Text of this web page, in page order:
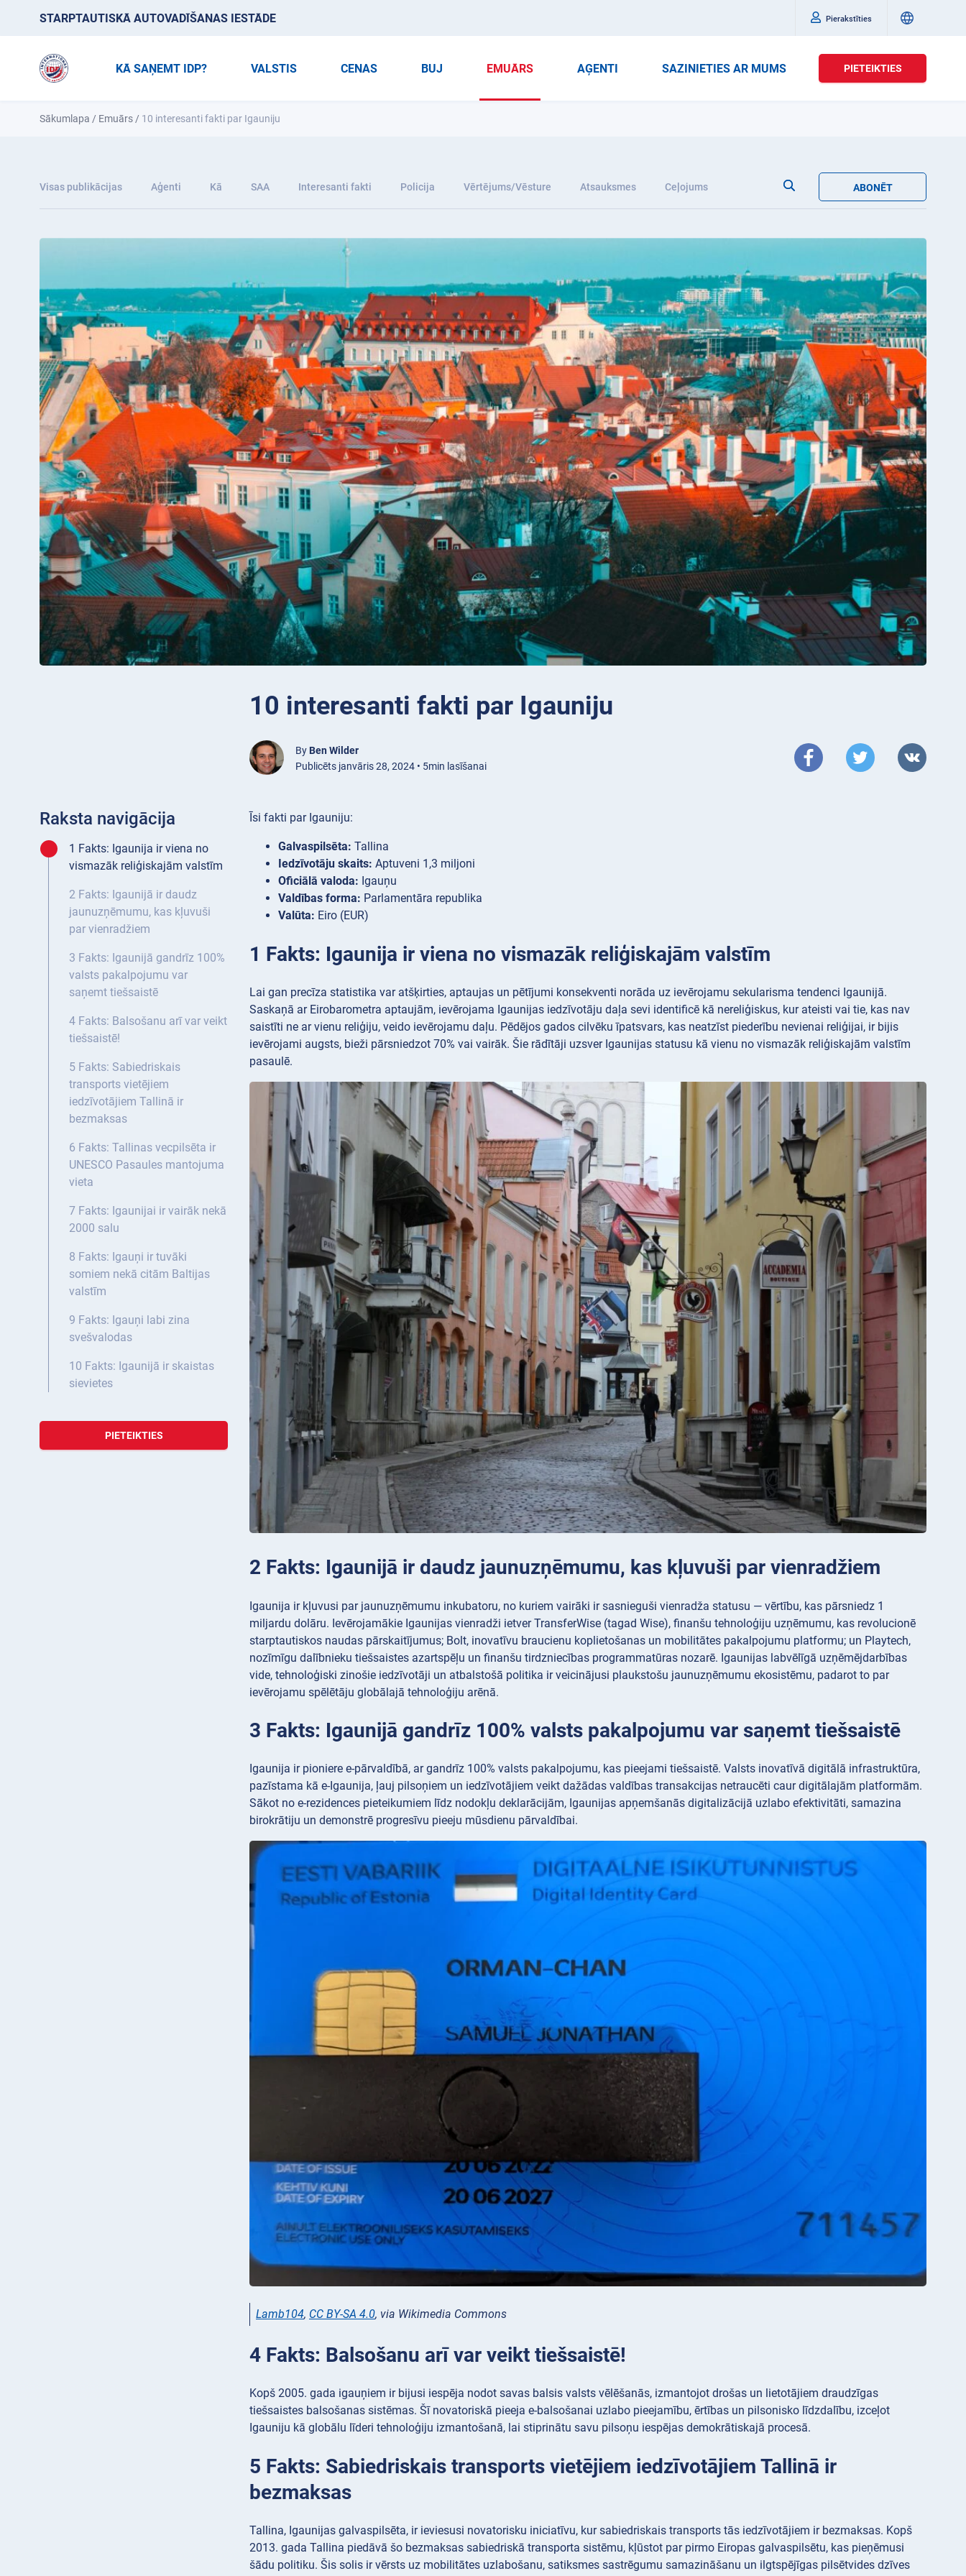
STARPTAUTISKĀ AUTOVADĪŠANAS IESTĀDE Pierakstīties
KĀ SAŅEMT IDP? VALSTIS CENAS BUJ EMUĀRS AĢENTI SAZINIETIES AR MUMS PIETEIKTIES
Sākumlapa / Emuārs / 10 interesanti fakti par Igauniju
Visas publikācijas Aģenti Kā SAA Interesanti fakti Policija Vērtējums/Vēsture Atsauksmes Ceļojums ABONĒT
10 interesanti fakti par Igauniju
By Ben Wilder
Publicēts janvāris 28, 2024 • 5min lasīšanai
Raksta navigācija
1 Fakts: Igaunija ir viena no
vismazāk reliģiskajām valstīm
2 Fakts: Igaunijā ir daudz
jaunuzņēmumu, kas kļuvuši
par vienradžiem
3 Fakts: Igaunijā gandrīz 100%
valsts pakalpojumu var
saņemt tiešsaistē
4 Fakts: Balsošanu arī var veikt
tiešsaistē!
5 Fakts: Sabiedriskais
transports vietējiem
iedzīvotājiem Tallinā ir
bezmaksas
6 Fakts: Tallinas vecpilsēta ir
UNESCO Pasaules mantojuma
vieta
7 Fakts: Igaunijai ir vairāk nekā
2000 salu
8 Fakts: Igauņi ir tuvāki
somiem nekā citām Baltijas
valstīm
9 Fakts: Igauņi labi zina
svešvalodas
10 Fakts: Igaunijā ir skaistas
sievietes
PIETEIKTIES
Īsi fakti par Igauniju:
Galvaspilsēta: Tallina
Iedzīvotāju skaits: Aptuveni 1,3 miljoni
Oficiālā valoda: Igauņu
Valdības forma: Parlamentāra republika
Valūta: Eiro (EUR)
1 Fakts: Igaunija ir viena no vismazāk reliģiskajām valstīm
Lai gan precīza statistika var atšķirties, aptaujas un pētījumi konsekventi norāda uz ievērojamu sekularisma tendenci Igaunijā.
Saskaņā ar Eirobarometra aptaujām, ievērojama Igaunijas iedzīvotāju daļa sevi identificē kā nereliģiskus, kur ateisti vai tie, kas nav
saistīti ne ar vienu reliģiju, veido ievērojamu daļu. Pēdējos gados cilvēku īpatsvars, kas neatzīst piederību nevienai reliģijai, ir bijis
ievērojami augsts, bieži pārsniedzot 70% vai vairāk. Šie rādītāji uzsver Igaunijas statusu kā vienu no vismazāk reliģiskajām valstīm
pasaulē.
2 Fakts: Igaunijā ir daudz jaunuzņēmumu, kas kļuvuši par vienradžiem
Igaunija ir kļuvusi par jaunuzņēmumu inkubatoru, no kuriem vairāki ir sasnieguši vienradža statusu — vērtību, kas pārsniedz 1
miljardu dolāru. Ievērojamākie Igaunijas vienradži ietver TransferWise (tagad Wise), finanšu tehnoloģiju uzņēmumu, kas revolucionē
starptautiskos naudas pārskaitījumus; Bolt, inovatīvu braucienu koplietošanas un mobilitātes pakalpojumu platformu; un Playtech,
nozīmīgu dalībnieku tiešsaistes azartspēļu un finanšu tirdzniecības programmatūras nozarē. Igaunijas labvēlīgā uzņēmējdarbības
vide, tehnoloģiski zinošie iedzīvotāji un atbalstošā politika ir veicinājusi plaukstošu jaunuzņēmumu ekosistēmu, padarot to par
ievērojamu spēlētāju globālajā tehnoloģiju arēnā.
3 Fakts: Igaunijā gandrīz 100% valsts pakalpojumu var saņemt tiešsaistē
Igaunija ir pioniere e-pārvaldībā, ar gandrīz 100% valsts pakalpojumu, kas pieejami tiešsaistē. Valsts inovatīvā digitālā infrastruktūra,
pazīstama kā e-Igaunija, ļauj pilsoņiem un iedzīvotājiem veikt dažādas valdības transakcijas netraucēti caur digitālajām platformām.
Sākot no e-rezidences pieteikumiem līdz nodokļu deklarācijām, Igaunijas apņemšanās digitalizācijā uzlabo efektivitāti, samazina
birokrātiju un demonstrē progresīvu pieeju mūsdienu pārvaldībai.
Lamb104, CC BY-SA 4.0, via Wikimedia Commons
4 Fakts: Balsošanu arī var veikt tiešsaistē!
Kopš 2005. gada igauņiem ir bijusi iespēja nodot savas balsis valsts vēlēšanās, izmantojot drošas un lietotājiem draudzīgas
tiešsaistes balsošanas sistēmas. Šī novatoriskā pieeja e-balsošanai uzlabo pieejamību, ērtības un pilsonisko līdzdalību, izceļot
Igauniju kā globālu līderi tehnoloģiju izmantošanā, lai stiprinātu savu pilsoņu iespējas demokrātiskajā procesā.
5 Fakts: Sabiedriskais transports vietējiem iedzīvotājiem Tallinā ir
bezmaksas
Tallina, Igaunijas galvaspilsēta, ir ieviesusi novatorisku iniciatīvu, kur sabiedriskais transports tās iedzīvotājiem ir bezmaksas. Kopš
2013. gada Tallina piedāvā šo bezmaksas sabiedriskā transporta sistēmu, kļūstot par pirmo Eiropas galvaspilsētu, kas pieņēmusi
šādu politiku. Šis solis ir vērsts uz mobilitātes uzlabošanu, satiksmes sastrēgumu samazināšanu un ilgtspējīgas pilsētvides dzīves